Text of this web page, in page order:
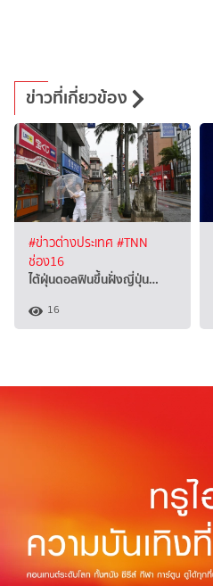
ข่าวที่เกี่ยวข้อง
#ข่าวต่างประเทศ #TNN
ช่อง16
ไต้ฝุ่นดอลฟินขึ้นฝั่งญี่ปุ่น…
16